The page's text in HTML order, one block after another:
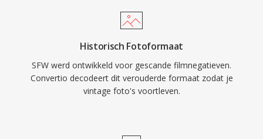
Historisch Fotoformaat
SFW werd ontwikkeld voor gescande filmnegatieven.
Convertio decodeert dit verouderde formaat zodat je
vintage foto's voortleven.